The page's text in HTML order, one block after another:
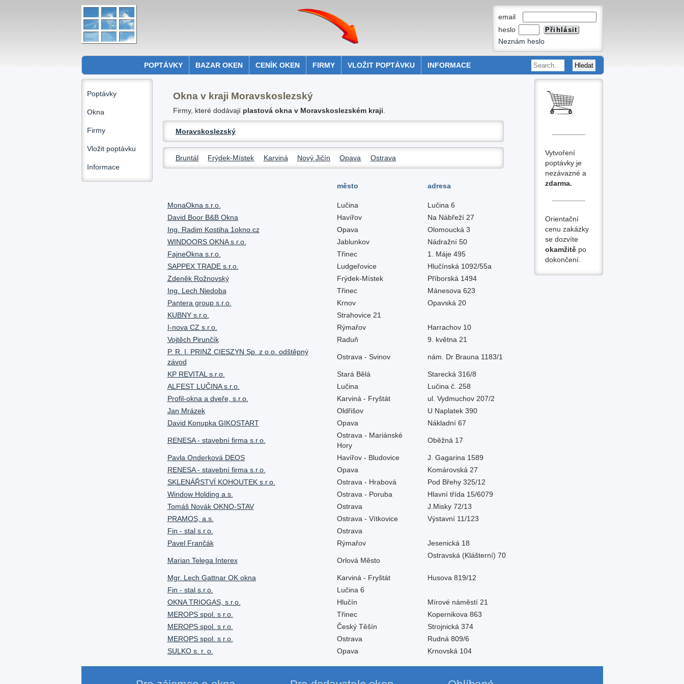
email
heslo
Neznám heslo
POPTÁVKY BAZAR OKEN CENÍK OKEN FIRMY VLOŽIT POPTÁVKU INFORMACE
Poptávky
Okna
Firmy
Vložit poptávku
Informace
Okna v kraji Moravskoslezský
Firmy, které dodávají plastová okna v Moravskoslezském kraji
Moravskoslezský
Bruntál Frýdek-Místek Karviná Nový Jičín Opava Ostrava
město adresa
MonaOkna s.r.o. Lučina
Lučina 6
David Boor B&B Okna
Havířov
Na Nábřeží 27
Ing. Radim Kostiha 1okno.cz
Opava
Olomoucká 3
WINDOORS OKNA s.r.o.
Jablunkov
Nádražní 50
FajneOkna s.r.o.
Třinec
1. Máje 495
SAPPEX TRADE s.r.o.
Ludgeřovice
Hlučínská 1092/55a
Zdeněk Rožnovský
Frýdek-Místek
Příborská 1494
Ing. Lech Niedoba
Třinec
Mánesova 623
Pantera group s.r.o.
Krnov
Opavská 20
KUBNY s.r.o.
Strahovice 21
I-nova CZ s.r.o.
Rýmařov
Harrachov 10
Vojtěch Pirunčík
Raduň
9. května 21
P. R. I. PRINŻ CIESZYN Sp. z o.o. odštěpný
závod
Ostrava - Svinov nám. Dr Brauna 1183/1
KP REVITAL s.r.o. Stará Bělá
Starecká 316/8
ALFEST LUČINA s.r.o.
Lučina
Lučina č. 258
Profil-okna a dveře, s.r.o.
Karviná - Fryštát
ul. Vydmuchov 207/2
Jan Mrázek
Oldřišov
U Naplatek 390
David Konupka GIKOSTART
Opava Nákladní 67
RENESA - stavební firma s.r.o.
Ostrava - Mariánské
Hory
Oběžná 17
Pavla Onderková DEOS Havířov - Bludovice
J. Gagarina 1589
RENESA - stavební firma s.r.o.
Opava
Komárovská 27
SKLENÁŘSTVÍ KOHOUTEK s.r.o.
Ostrava - Hrabová
Pod Břehy 325/12
Window Holding a.s.
Ostrava - Poruba
Hlavní třída 15/6079
Tomáš Novák OKNO-STAV
Ostrava
J.Misky 72/13
PRAMOS, a.s.
Ostrava - Vítkovice
Výstavní 11/123
Fin - stal s.r.o.
Ostrava
Pavel Frančák
Rýmařov Jesenická 18
Marian Telega Interex Orlová Město
Ostravská (Klášterní) 70
Mgr. Lech Gattnar OK okna Karviná - Fryštát
Husova 819/12
Fin - stal s.r.o.
Lučina 6
OKNA TRIOGAS, s.r.o.
Hlučín
Mírové náměstí 21
MEROPS spol. s r.o.
Třinec
Kopernikova 863
MEROPS spol. s r.o.
Český Těšín
Strojnická 374
MEROPS spol. s r.o.
Ostrava
Rudná 809/6
SULKO s. r. o.
Opava Krnovská 104
Vytvoření
poptávky je
nezávazné a
zdarma.
Orientační
cenu zakázky
se dozvíte
okamžitěpo
dokončení.